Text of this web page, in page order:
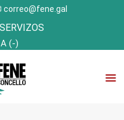
correo@fene.gal
SERVIZOS
A (-)